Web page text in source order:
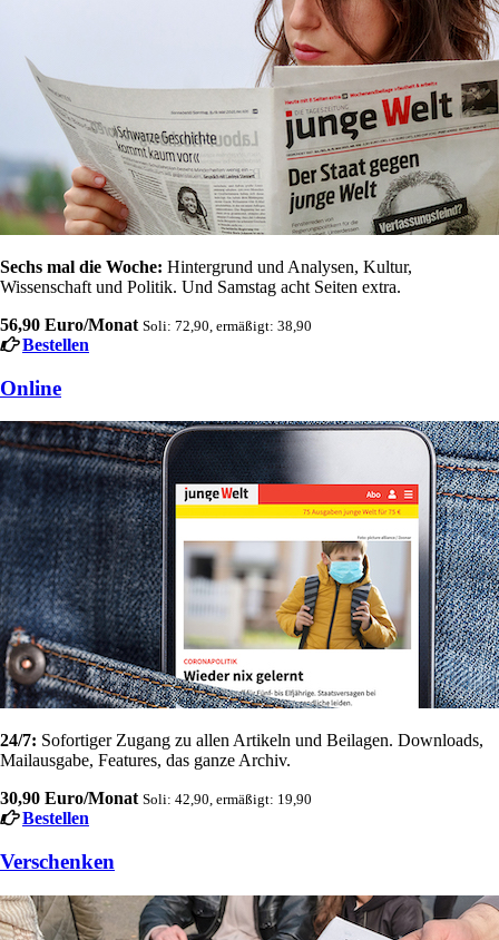
Sechs mal die Woche: Hintergrund und Analysen, Kultur,
Wissenschaft und Politik. Und Samstag acht Seiten extra.
56,90 Euro/Monat Soli: 72,90, ermäßigt: 38,90
Bestellen
Online
24/7: Sofortiger Zugang zu allen Artikeln und Beilagen. Downloads,
Mailausgabe, Features, das ganze Archiv.
30,90 Euro/Monat Soli: 42,90, ermäßigt: 19,90
Bestellen
Verschenken